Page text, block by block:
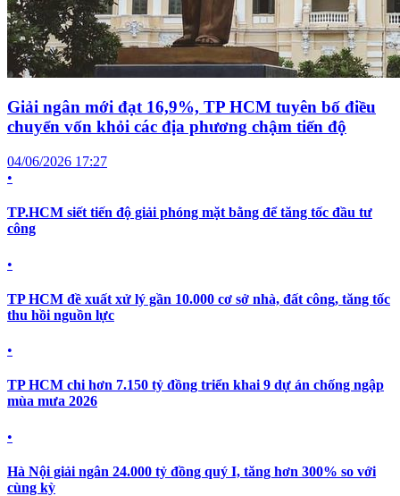
Giải ngân mới đạt 16,9%, TP HCM tuyên bố điều
chuyển vốn khỏi các địa phương chậm tiến độ
04/06/2026 17:27
•
TP.HCM siết tiến độ giải phóng mặt bằng để tăng tốc đầu tư
công
•
TP HCM đề xuất xử lý gần 10.000 cơ sở nhà, đất công, tăng tốc
thu hồi nguồn lực
•
TP HCM chi hơn 7.150 tỷ đồng triển khai 9 dự án chống ngập
mùa mưa 2026
•
Hà Nội giải ngân 24.000 tỷ đồng quý I, tăng hơn 300% so với
cùng kỳ